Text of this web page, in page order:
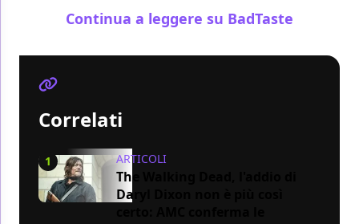
Continua a leggere su BadTaste
Correlati
1 ARTICOLI
The Walking Dead, l'addio di
Daryl Dixon non è più così